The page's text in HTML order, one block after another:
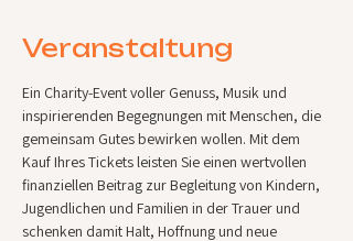
Veranstaltung
Ein Charity-Event voller Genuss, Musik und
inspirierenden Begegnungen mit Menschen, die
gemeinsam Gutes bewirken wollen. Mit dem
Kauf Ihres Tickets leisten Sie einen wertvollen
finanziellen Beitrag zur Begleitung von Kindern,
Jugendlichen und Familien in der Trauer und
schenken damit Halt, Hoffnung und neue